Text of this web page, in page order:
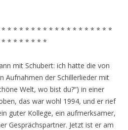
* * * * * * * * * * * * * * * * * *
* * * * * * *
mit Schubert: ich hatte die von
Aufnahmen der Schillerlieder mit
Welt, wo bist du?“) in einer
das war wohl 1994, und er rief
guter Kollege, ein aufmerksamer,
Gesprächspartner. Jetzt ist er am